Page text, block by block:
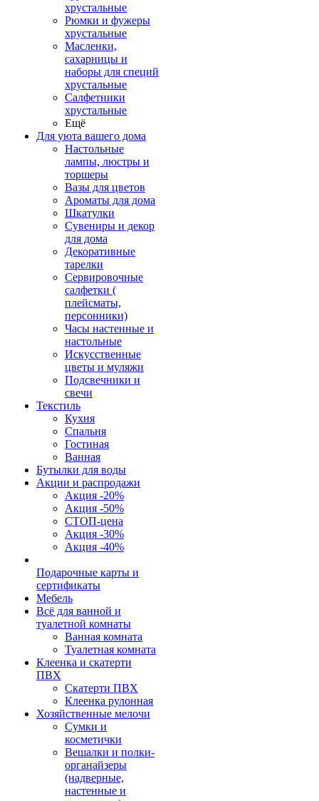
хрустальные
Рюмки и фужеры
хрустальные
Масленки,
сахарницы и
наборы для специй
хрустальные
Салфетники
хрустальные
Ещё
Для уюта вашего дома
Настольные
лампы, люстры и
торшеры
Вазы для цветов
Ароматы для дома
Шкатулки
Сувениры и декор
для дома
Декоративные
тарелки
Сервировочные
салфетки (
плейсматы,
персонники)
Часы настенные и
настольные
Искусственные
цветы и муляжи
Подсвечники и
свечи
Текстиль
Кухня
Спальня
Гостиная
Ванная
Бутылки для воды
Акции и распродажи
Акция -20%
Акция -50%
СТОП-цена
Акция -30%
Акция -40%
Подарочные карты и
сертификаты
Мебель
Всё для ванной и
туалетной комнаты
Ванная комната
Туалетная комната
Клеенка и скатерти
ПВХ
Скатерти ПВХ
Клеенка рулонная
Хозяйственные мелочи
Сумки и
косметички
Вешалки и полки-
органайзеры
(надверные,
настенные и